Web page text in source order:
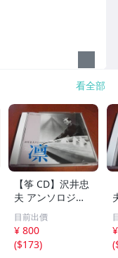
看全部
【筝 CD】沢井忠
夫 アンソロジー
「凜」からの分売
沢井忠夫 作品集
第三集 “光る海”
（限定販売） 200
目前出價
¥ 800
($173)
(